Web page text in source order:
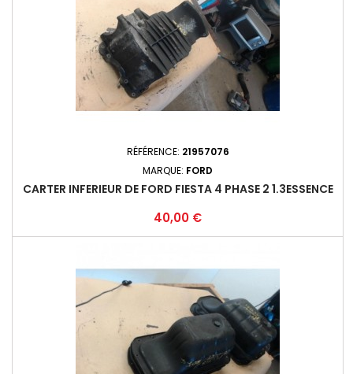
RÉFÉRENCE: 21957076
MARQUE: FORD
CARTER INFERIEUR DE FORD FIESTA 4 PHASE 2 1.3ESSENCE
Prix
40,00 €